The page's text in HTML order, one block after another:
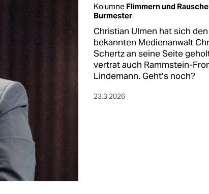
Kolumne Flimmern und
Burmester
Christian Ulmen hat sich den
bekannten Medienanwalt
Schertz an seine Seite
vertrat auch Rammstein-
Lindemann. Geht’s noch?
23.3.2026